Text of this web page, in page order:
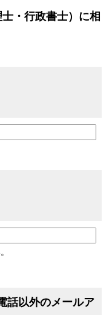
・行政書士）に相
話以外のメールア